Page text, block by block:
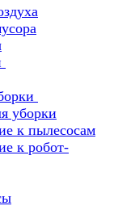
уборки
к пылесосам
к робот-